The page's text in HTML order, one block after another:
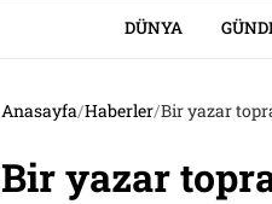
DÜNYA
Anasayfa/Haberler/Bir yazar
Bir yazar